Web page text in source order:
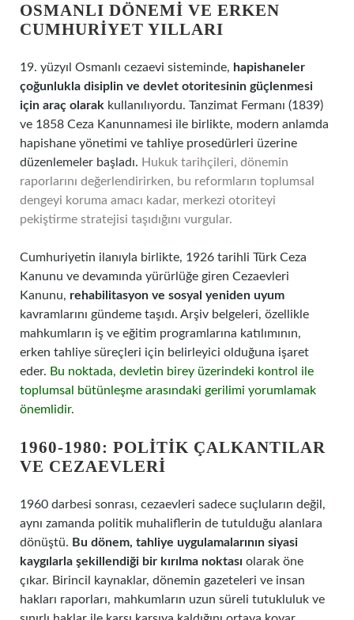
OSMANLI DÖNEMI VE ERKEN
CUMHURIYET YILLARI
19. yüzyıl Osmanlı cezaevi sisteminde, hapishaneler
çoğunlukla disiplin ve devlet otoritesinin güçlenmesi
için araç olarak kullanılıyordu. Tanzimat Fermanı (1839)
ve 1858 Ceza Kanunnamesi ile birlikte, modern anlamda
hapishane yönetimi ve tahliye prosedürleri üzerine
düzenlemeler başladı. Hukuk tarihçileri, dönemin
raporlarını değerlendirirken, bu reformların toplumsal
dengeyi koruma amacı kadar, merkezi otoriteyi
pekiştirme stratejisi taşıdığını vurgular.
Cumhuriyetin ilanıyla birlikte, 1926 tarihli Türk Ceza
Kanunu ve devamında yürürlüğe giren Cezaevleri
Kanunu, rehabilitasyon ve sosyal yeniden uyum
kavramlarını gündeme taşıdı. Arşiv belgeleri, özellikle
mahkumların iş ve eğitim programlarına katılımının,
erken tahliye süreçleri için belirleyici olduğuna işaret
eder. Bu noktada, devletin birey üzerindeki kontrol ile
toplumsal bütünleşme arasındaki gerilimi yorumlamak
önemlidir.
1960-1980: POLITIK ÇALKANTILAR
VE CEZAEVLERI
1960 darbesi sonrası, cezaevleri sadece suçluların değil,
aynı zamanda politik muhaliflerin de tutulduğu alanlara
dönüştü. Bu dönem, tahliye uygulamalarının siyasi
kaygılarla şekillendiği bir kırılma noktası olarak öne
çıkar. Birincil kaynaklar, dönemin gazeteleri ve insan
hakları raporları, mahkumların uzun süreli tutukluluk ve